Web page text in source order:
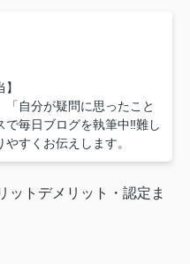
自分が疑問に思ったこと
毎日ブログを執筆中‼︎難し
すくお伝えします。
ットデメリット・認定ま